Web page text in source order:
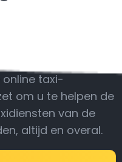
online taxi-
om u te helpen de
van de
altijd en overal.